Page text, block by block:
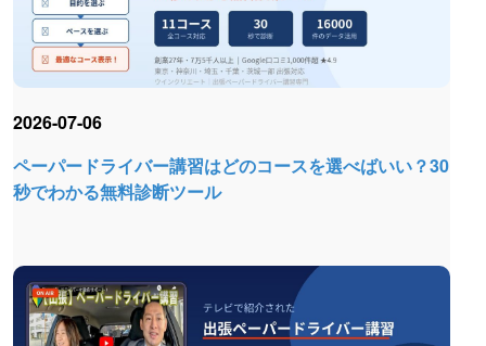
ペーパードライバー講習はどのコースを選べばいい？30
秒でわかる無料診断ツール
2026-07-06